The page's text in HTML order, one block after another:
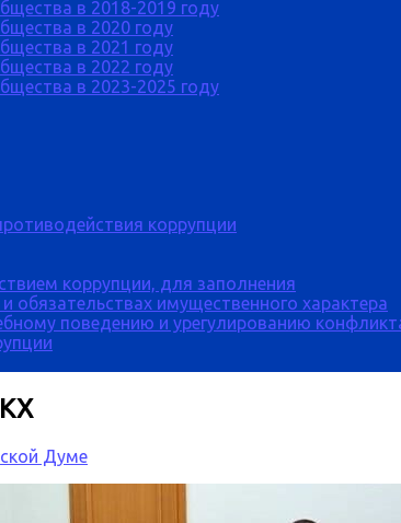
в 2018-2019 году
в 2020 году
в 2021 году
в 2022 году
в 2023-2025 году
коррупции
коррупции, для заполнения
имущественного характера
поведению и урегулированию
Думе